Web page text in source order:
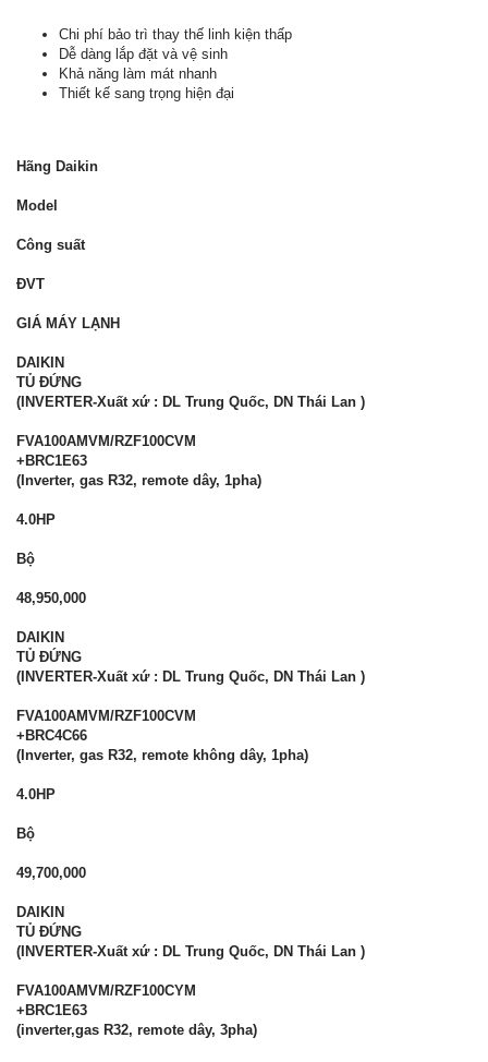
Chi phí bảo trì thay thế linh kiện thấp
Dễ dàng lắp đặt và vệ sinh
Khả năng làm mát nhanh
Thiết kế sang trọng hiện đại
Hãng Daikin
Model
Công suất
ĐVT
GIÁ MÁY LẠNH
DAIKIN
TỦ ĐỨNG
(INVERTER-Xuất xứ : DL Trung Quốc, DN Thái Lan )
FVA100AMVM/RZF100CVM
+BRC1E63
(Inverter, gas R32, remote dây, 1pha)
4.0HP
Bộ
48,950,000
DAIKIN
TỦ ĐỨNG
(INVERTER-Xuất xứ : DL Trung Quốc, DN Thái Lan )
FVA100AMVM/RZF100CVM
+BRC4C66
(Inverter, gas R32, remote không dây, 1pha)
4.0HP
Bộ
49,700,000
DAIKIN
TỦ ĐỨNG
(INVERTER-Xuất xứ : DL Trung Quốc, DN Thái Lan )
FVA100AMVM/RZF100CYM
+BRC1E63
(inverter,gas R32, remote dây, 3pha)